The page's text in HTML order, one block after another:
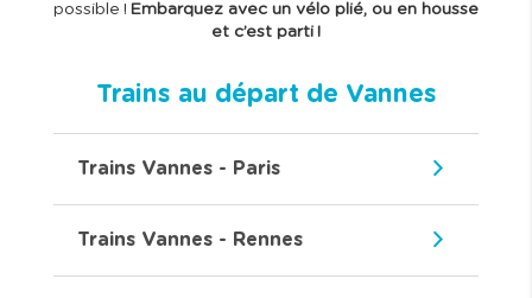
possible ! Embarquez avec un vélo plié, ou en housse
et c’est parti !
Trains au départ de Vannes
Trains Vannes - Paris
Trains Vannes - Rennes